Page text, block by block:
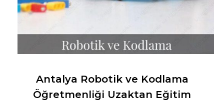
Antalya Robotik ve Kodlama
Öğretmenliği Uzaktan Eğitim